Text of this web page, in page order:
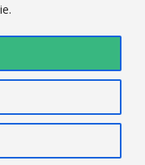
- Tutti i diritti